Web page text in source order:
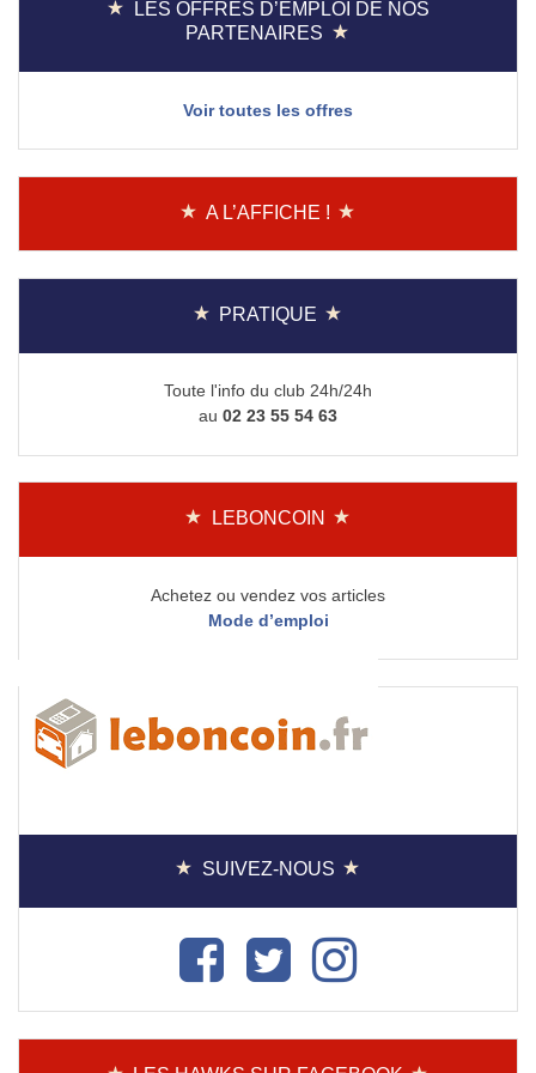
LES OFFRES D’EMPLOI DE NOS
PARTENAIRES
Voir toutes les offres
A L’AFFICHE !
PRATIQUE
Toute l'info du club 24h/24h
au 02 23 55 54 63
LEBONCOIN
Achetez ou vendez vos articles
Mode d’emploi
SUIVEZ-NOUS